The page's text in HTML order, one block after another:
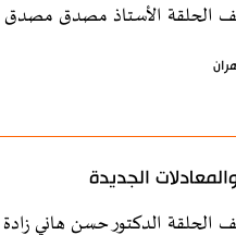
الأستاذ مصدق مصدق
الجديدة
الدكتور حسن هاني زادة